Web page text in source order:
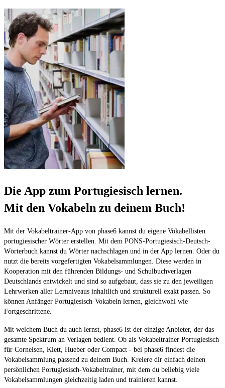
Die App zum Portugiesisch lernen.
Mit den Vokabeln zu deinem Buch!
Mit der Vokabeltrainer-App von phase6 kannst du eigene Vokabellisten
portugiesischer Wörter erstellen. Mit dem PONS-Portugiesisch-Deutsch-
Wörterbuch kannst du Wörter nachschlagen und in der App lernen. Oder du
nutzt die bereits vorgefertigten Vokabelsammlungen. Diese werden in
Kooperation mit den führenden Bildungs- und Schulbuchverlagen
Deutschlands entwickelt und sind so aufgebaut, dass sie zu den jeweiligen
Lehrwerken aller Lernniveaus inhaltlich und strukturell exakt passen. So
können Anfänger Portugiesisch-Vokabeln lernen, gleichwohl wie
Fortgeschrittene.
Mit welchem Buch du auch lernst, phase6 ist der einzige Anbieter, der das
gesamte Spektrum an Verlagen bedient. Ob als Vokabeltrainer Portugiesisch
für Cornelsen, Klett, Hueber oder Compact - bei phase6 findest die
Vokabelsammlung passend zu deinem Buch. Kreiere dir einfach deinen
persönlichen Portugiesisch-Vokabeltrainer, mit dem du beliebig viele
Vokabelsammlungen gleichzeitig laden und trainieren kannst.